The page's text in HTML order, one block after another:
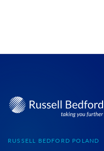
RUSSELL BEDFORD POLAND